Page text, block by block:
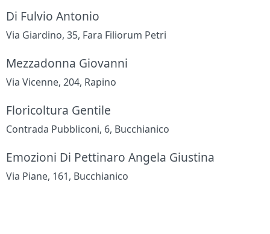
Di Fulvio Antonio
Via Giardino, 35, Fara Filiorum Petri
Mezzadonna Giovanni
Via Vicenne, 204, Rapino
Floricoltura Gentile
Contrada Pubbliconi, 6, Bucchianico
Emozioni Di Pettinaro Angela Giustina
Via Piane, 161, Bucchianico